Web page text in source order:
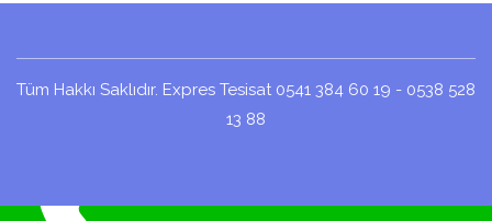
Tüm Hakkı Saklıdır. Expres Tesisat 0541 384 60 19 - 0538 528
13 88